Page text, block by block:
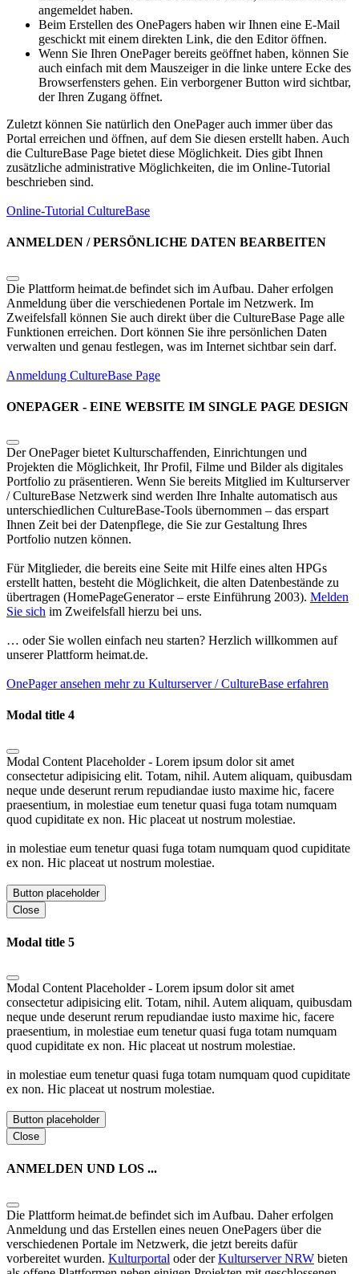
angemeldet haben.
Beim Erstellen des OnePagers haben wir Ihnen eine E-Mail
geschickt mit einem direkten Link, die den Editor öffnen.
Wenn Sie Ihren OnePager bereits geöffnet haben, können Sie
auch einfach mit dem Mauszeiger in die linke untere Ecke des
Browserfensters gehen. Ein verborgener Button wird sichtbar,
der Ihren Zugang öffnet.
Zuletzt können Sie natürlich den OnePager auch immer über das
Portal erreichen und öffnen, auf dem Sie diesen erstellt haben. Auch
die CultureBase Page bietet diese Möglichkeit. Dies gibt Ihnen
zusätzliche administrative Möglichkeiten, die im Online-Tutorial
beschrieben sind.
Online-Tutorial CultureBase
ANMELDEN / PERSÖNLICHE DATEN BEARBEITEN
Die Plattform heimat.de befindet sich im Aufbau. Daher erfolgen
Anmeldung über die verschiedenen Portale im Netzwerk. Im
Zweifelsfall können Sie auch direkt über die CultureBase Page alle
Funktionen erreichen. Dort können Sie ihre persönlichen Daten
verwalten und genau festlegen, was im Internet sichtbar sein darf.
Anmeldung CultureBase Page
ONEPAGER - EINE WEBSITE IM SINGLE PAGE DESIGN
Der OnePager bietet Kulturschaffenden, Einrichtungen und
Projekten die Möglichkeit, Ihr Profil, Filme und Bilder als digitales
Portfolio zu präsentieren. Wenn Sie bereits Mitglied im Kulturserver
/ CultureBase Netzwerk sind werden Ihre Inhalte automatisch aus
unterschiedlichen CultureBase-Tools übernommen – das erspart
Ihnen Zeit bei der Datenpflege, die Sie zur Gestaltung Ihres
Portfolio nutzen können.
Für Mitglieder, die bereits eine Seite mit Hilfe eines alten HPGs
erstellt hatten, besteht die Möglichkeit, die alten Datenbestände zu
übertragen (HomePageGenerator – erste Einführung 2003). Melden
Sie sich im Zweifelsfall hierzu bei uns.
… oder Sie wollen einfach neu starten? Herzlich willkommen auf
unserer Plattform heimat.de.
OnePager ansehen mehr zu Kulturserver / CultureBase erfahren
Modal title 4
Modal Content Placeholder - Lorem ipsum dolor sit amet
consectetur adipisicing elit. Totam, nihil. Autem aliquam, quibusdam
neque unde deserunt rerum repudiandae iusto maxime hic, facere
praesentium, in molestiae eum tenetur quasi fuga totam numquam
quod cupiditate ex non. Hic placeat ut nostrum molestiae.
in molestiae eum tenetur quasi fuga totam numquam quod cupiditate
ex non. Hic placeat ut nostrum molestiae.
Button placeholder
Close
Modal title 5
Modal Content Placeholder - Lorem ipsum dolor sit amet
consectetur adipisicing elit. Totam, nihil. Autem aliquam, quibusdam
neque unde deserunt rerum repudiandae iusto maxime hic, facere
praesentium, in molestiae eum tenetur quasi fuga totam numquam
quod cupiditate ex non. Hic placeat ut nostrum molestiae.
in molestiae eum tenetur quasi fuga totam numquam quod cupiditate
ex non. Hic placeat ut nostrum molestiae.
Button placeholder
Close
ANMELDEN UND LOS ...
Die Plattform heimat.de befindet sich im Aufbau. Daher erfolgen
Anmeldung und das Erstellen eines neuen OnePagers über die
verschiedenen Portale im Netzwerk, die jetzt bereits dafür
vorbereitet wurden. Kulturportal oder derKulturserver NRW bieten